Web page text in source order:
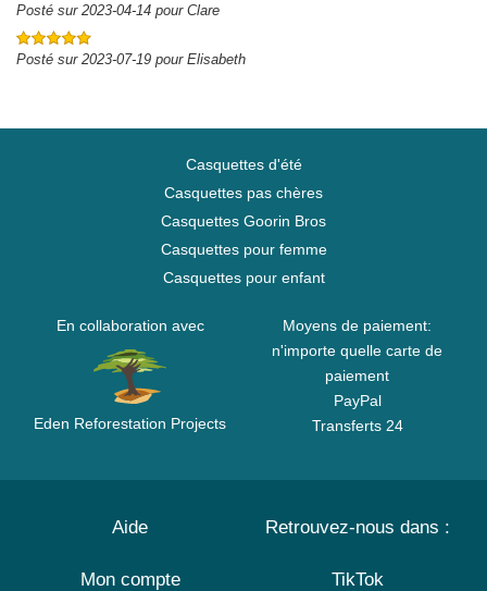
Posté sur 2023-04-14 pour Clare
Posté sur 2023-07-19 pour Elisabeth
Casquettes d'été
Casquettes pas chères
Casquettes Goorin Bros
Casquettes pour femme
Casquettes pour enfant
En collaboration avec
Eden Reforestation Projects
Moyens de paiement:
n'importe quelle carte de
paiement
PayPal
Transferts 24
Aide
Mon compte
Retrouvez-nous dans :
TikTok